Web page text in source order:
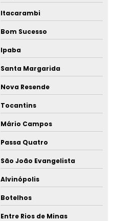
Itacarambi
Bom Sucesso
Ipaba
Santa Margarida
Nova Resende
Tocantins
Mário Campos
Passa Quatro
São João Evangelista
Alvinópolis
Botelhos
Entre Rios de Minas